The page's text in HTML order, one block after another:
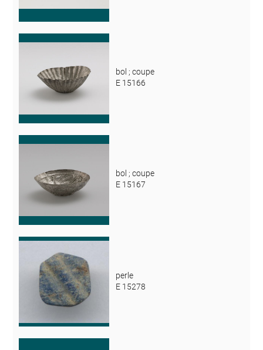
bol ; coupe
E 15166
bol ; coupe
E 15167
perle
E 15278